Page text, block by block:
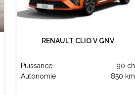
RENAULT CLIO V GNV
Puissance
90 ch
Autonomie
850 km